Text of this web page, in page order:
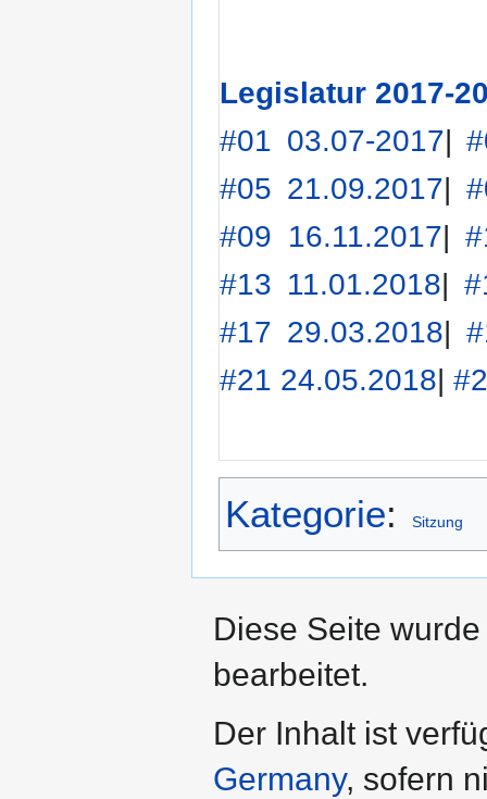
Legislatur 2017-
#01 03.07-2017|
#05 21.09.2017|
#09 16.11.2017|
#13 11.01.2018|
#17 29.03.2018|
#21 24.05.2018|
Kategorie: Sitzung
Diese Seite
bearbeitet.
Der Inhalt ist
Germany, sofern